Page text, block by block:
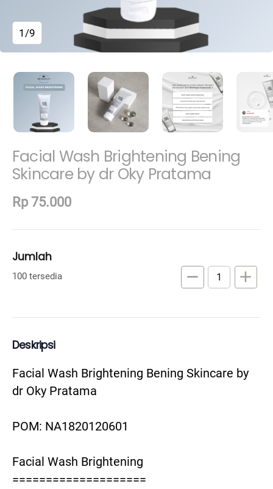
1/9
Facial Wash Brightening Bening
Skincare by dr Oky Pratama
Rp 75.000
Jumlah
remove add
100 tersedia
Deskripsi
Facial Wash Brightening Bening Skincare by
dr Oky Pratama
POM: NA1820120601
Facial Wash Brightening
====================